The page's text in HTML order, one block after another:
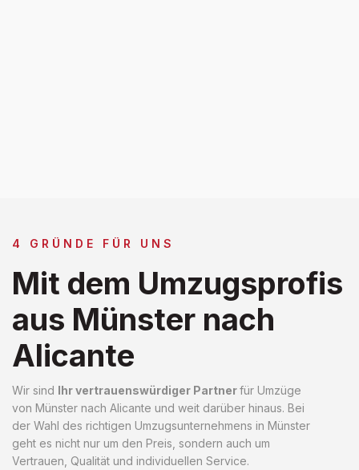
4 GRÜNDE FÜR UNS
Mit dem Umzugsprofis
aus Münster nach
Alicante
Wir sind Ihr vertrauenswürdiger Partnerfür Umzüge
von Münster nach Alicante und weit darüber hinaus. Bei
der Wahl des richtigen Umzugsunternehmens in Münster
geht es nicht nur um den Preis, sondern auch um
Vertrauen, Qualität und individuellen Service.